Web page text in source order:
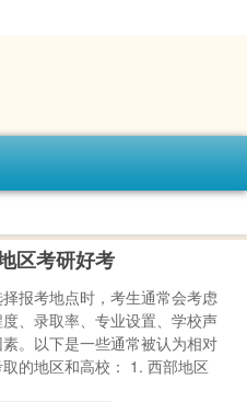
区考研好考
报考地点时，考生通常会考虑
、录取率、专业设置、学校声
。以下是一些通常被认为相对
的地区和高校： 1. 西部地区